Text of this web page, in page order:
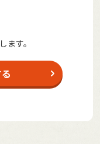
ます。